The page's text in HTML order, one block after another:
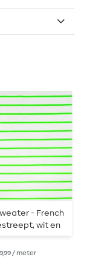
- French
wit en
/ meter